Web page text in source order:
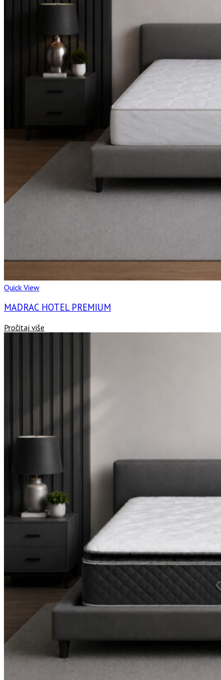
Quick View
MADRAC HOTEL PREMIUM
Pročitaj više